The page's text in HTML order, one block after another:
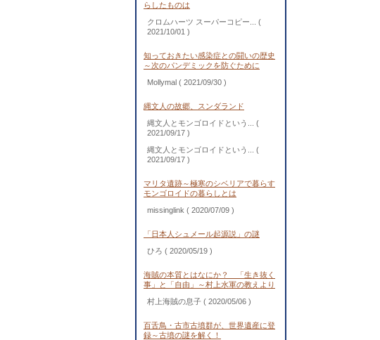
らしたものは
クロムハーツ スーパーコピー... (
2021/10/01 )
知っておきたい感染症との闘いの歴史
～次のパンデミックを防ぐために
Mollymal ( 2021/09/30 )
縄文人の故郷、スンダランド
縄文人とモンゴロイドという... (
2021/09/17 )
縄文人とモンゴロイドという... (
2021/09/17 )
マリタ遺跡～極寒のシベリアで暮らす
モンゴロイドの暮らしとは
missinglink ( 2020/07/09 )
「日本人シュメール起源説」の謎
ひろ ( 2020/05/19 )
海賊の本質とはなにか？ 「生き抜く
事」と「自由」～村上水軍の教えより
村上海賊の息子 ( 2020/05/06 )
百舌鳥・古市古墳群が、世界遺産に登
録～古墳の謎を解く！